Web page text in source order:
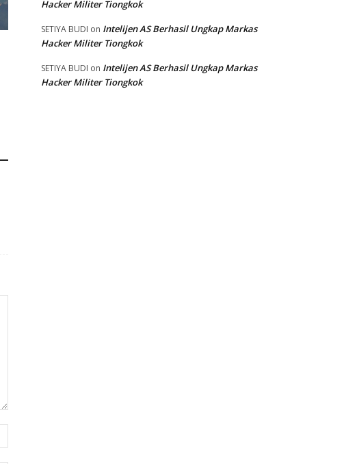
Hacker Militer Tiongkok
SETIYA BUDI on Intelijen AS Berhasil Ungkap Markas
Hacker Militer Tiongkok
SETIYA BUDI on Intelijen AS Berhasil Ungkap Markas
Hacker Militer Tiongkok